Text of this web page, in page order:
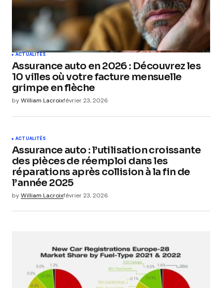
ACTUALITÉS
Assurance auto en 2026 : Découvrez les
10 villes où votre facture mensuelle
grimpe en flèche
byWilliam Lacroixfévrier 23, 2026
ACTUALITÉS
Assurance auto : l’utilisation croissante
des pièces de réemploi dans les
réparations après collision à la fin de
l’année 2025
byWilliam Lacroixfévrier 23, 2026